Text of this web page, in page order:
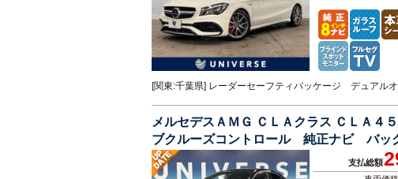
[関東:千葉県] レーダーセーフティパッケージ デュア
メルセデスＡＭＧ ＣＬＡクラス ＣＬＡ
ブクルーズコントロール 純正ナビ バ
ドライブコントロールスイッチ ＥＴＣ
支払総額